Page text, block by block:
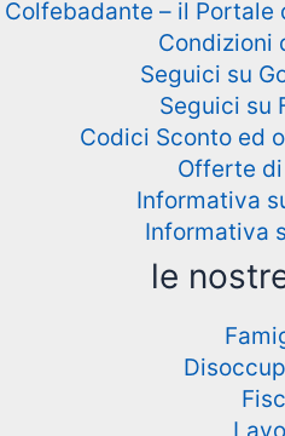
Colfebadante – il
Condizioni
Seguici su
Seguici su
Codici Sconto ed
Offerte
Informativa
Informativa
le